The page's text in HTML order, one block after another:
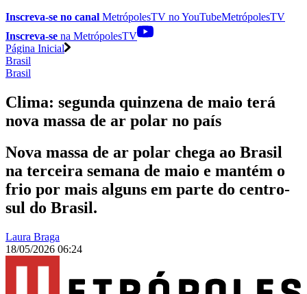
Inscreva-se no canal MetrópolesTV noYouTubeMetrópolesTV
Inscreva-se na MetrópolesTV
Página Inicial
Brasil
Brasil
Clima: segunda quinzena de maio terá
nova massa de ar polar no país
Nova massa de ar polar chega ao Brasil
na terceira semana de maio e mantém o
frio por mais alguns em parte do centro-
sul do Brasil.
Laura Braga
18/05/2026 06:24